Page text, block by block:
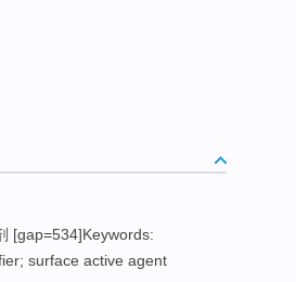
[gap=534]Keywords:
surface active agent